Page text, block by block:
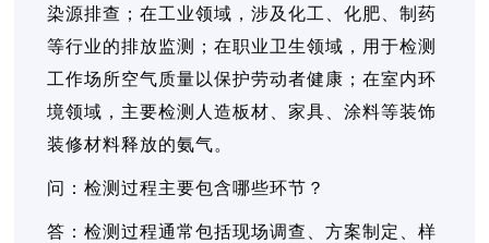
染源排查；在工业领域，涉及化工、化肥、制药
等行业的排放监测；在职业卫生领域，用于检测
工作场所空气质量以保护劳动者健康；在室内环
境领域，主要检测人造板材、家具、涂料等装饰
装修材料释放的氨气。
问：检测过程主要包含哪些环节？
答：检测过程通常包括现场调查、方案制定、样